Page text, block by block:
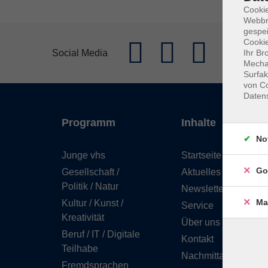
Social Media
Programm
Junge vhs
Gesellschaft /
Politik / Natur
Kultur / Kunst /
Kreativität
Beruf / IT / Digitale
Teilhabe
Fremdsprachen
Inhalte
Startseite
Aktuelles
Newsletter
Service
Über uns
Kontakt
Ihr
von